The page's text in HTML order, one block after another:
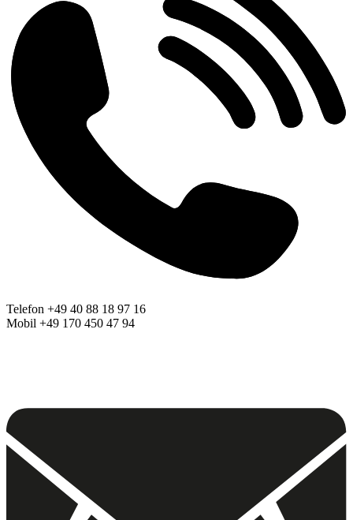
Telefon +49 40 88 18 97 16
Mobil +49 170 450 47 94